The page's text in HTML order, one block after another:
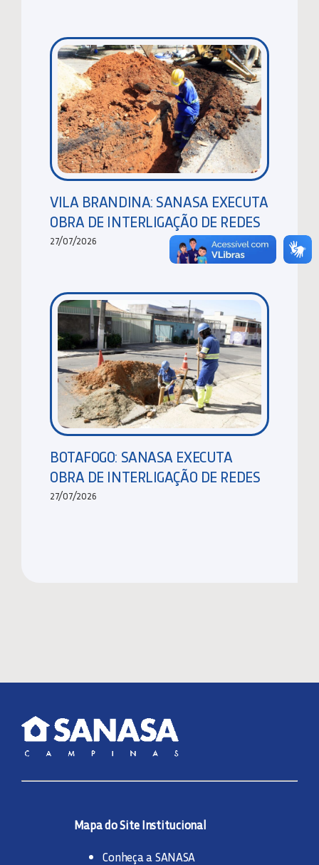
VILA BRANDINA: SANASA EXECUTA
OBRA DE INTERLIGAÇÃO DE REDES
27/07/2026
BOTAFOGO: SANASA EXECUTA
OBRA DE INTERLIGAÇÃO DE REDES
27/07/2026
Mapa do Site Institucional
Conheça a SANASA